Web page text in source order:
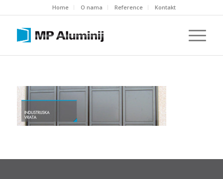
Home O nama Reference Kontakt